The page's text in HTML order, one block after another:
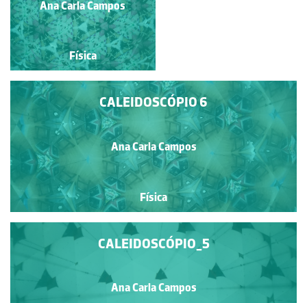
Ana Carla Campos
Física
Ana Carla Campos
Física
CALEIDOSCÓPIO 6
Ana Carla Campos
Física
CALEIDOSCÓPIO_5
Ana Carla Campos